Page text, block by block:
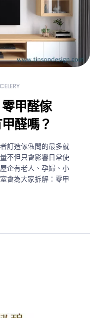
CELERY
零甲醛傢
醛嗎？
訂造傢俬問的最多就
不但只會影響日常使
企有老人、孕婦、小
會為大家拆解：零甲